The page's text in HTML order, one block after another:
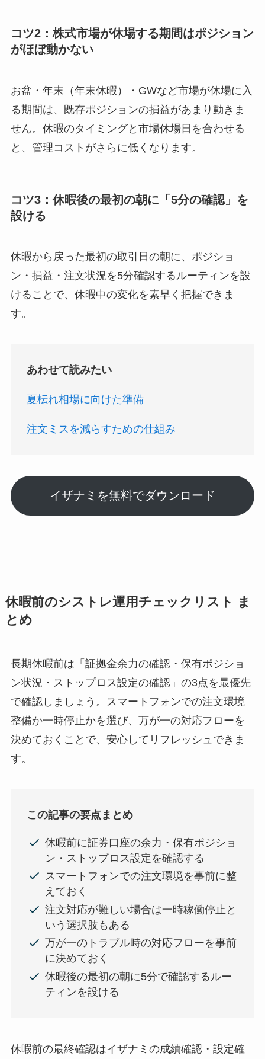
コツ2：株式市場が休場する期間はポジション
がほぼ動かない
お盆・年末（年末休暇）・GWなど市場が休場に入
る期間は、既存ポジションの損益があまり動きま
せん。休暇のタイミングと市場休場日を合わせる
と、管理コストがさらに低くなります。
コツ3：休暇後の最初の朝に「5分の確認」を
設ける
休暇から戻った最初の取引日の朝に、ポジショ
ン・損益・注文状況を5分確認するルーティンを設
けることで、休暇中の変化を素早く把握できま
す。
あわせて読みたい
夏枟れ相場に向けた準備
注文ミスを減らすための仕組み
イザナミを無料でダウンロード
休暇前のシストレ運用チェックリスト ま
とめ
長期休暇前は「証拠金余力の確認・保有ポジショ
ン状況・ストップロス設定の確認」の3点を最優先
で確認しましょう。スマートフォンでの注文環境
整備か一時停止かを選び、万が一の対応フローを
決めておくことで、安心してリフレッシュできま
す。
この記事の要点まとめ
休暇前に証券口座の余力・保有ポジショ
ン・ストップロス設定を確認する
スマートフォンでの注文環境を事前に整
えておく
注文対応が難しい場合は一時稼働停止と
いう選択肢もある
万が一のトラブル時の対応フローを事前
に決めておく
休暇後の最初の朝に5分で確認するルー
ティンを設ける
休暇前の最終確認はイザナミの成績確認・設定確